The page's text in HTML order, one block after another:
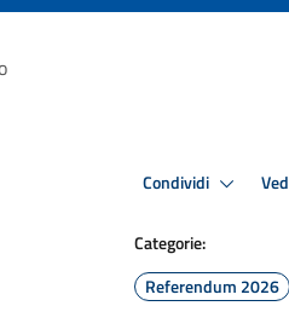
Condividi
Categorie:
Referendum 2026